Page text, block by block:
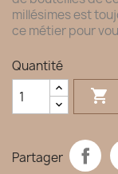
millésimes est
ce métier pour
Quantité

Partager